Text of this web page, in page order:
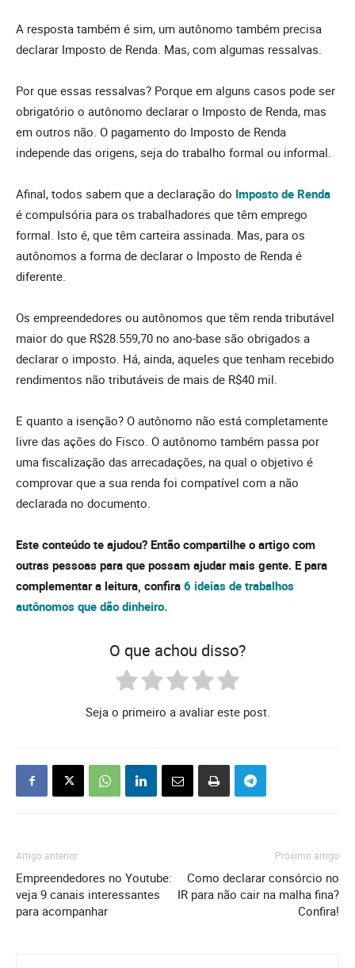
A resposta também é sim, um autônomo também precisa
declarar Imposto de Renda. Mas, com algumas ressalvas.
Por que essas ressalvas? Porque em alguns casos pode ser
obrigatório o autônomo declarar o Imposto de Renda, mas
em outros não. O pagamento do Imposto de Renda
independe das origens, seja do trabalho formal ou informal.
Afinal, todos sabem que a declaração do Imposto de Renda
é compulsória para os trabalhadores que têm emprego
formal. Isto é, que têm carteira assinada. Mas, para os
autônomos a forma de declarar o Imposto de Renda é
diferente.
Os empreendedores ou autônomos que têm renda tributável
maior do que R$28.559,70 no ano-base são obrigados a
declarar o imposto. Há, ainda, aqueles que tenham recebido
rendimentos não tributáveis de mais de R$40 mil.
E quanto a isenção? O autônomo não está completamente
livre das ações do Fisco. O autônomo também passa por
uma fiscalização das arrecadações, na qual o objetivo é
comprovar que a sua renda foi compatível com a não
declarada no documento.
Este conteúdo te ajudou? Então compartilhe o artigo com
outras pessoas para que possam ajudar mais gente. E para
complementar a leitura, confira 6 ideias de trabalhos
autônomos que dão dinheiro.
O que achou disso?
Seja o primeiro a avaliar este post.
Artigo anterior
Empreendedores no Youtube:
veja 9 canais interessantes
para acompanhar
Próximo artigo
Como declarar consórcio no
IR para não cair na malha fina?
Confira!